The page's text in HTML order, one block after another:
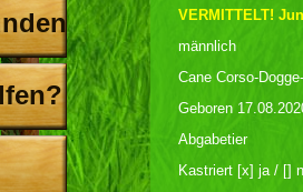
VERMITTELT!
männlich
Cane Corso-
Geboren
Abgabetier
Kastriert [x] ja / []